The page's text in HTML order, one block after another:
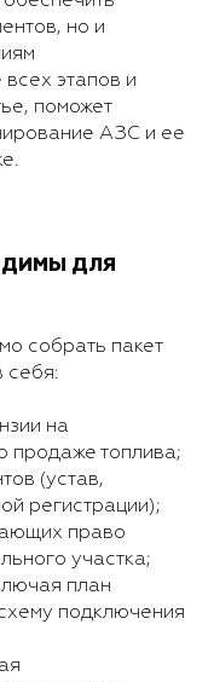
но и
этапов и
поможет
АЗС и ее
ДЛЯ
собрать пакет
себя:
на
продаже топлива;
(устав,
регистрации);
право
участка;
план
подключения